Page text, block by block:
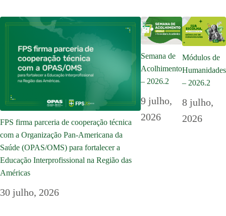
FPS firma parceria de cooperação técnica
com a Organização Pan-Americana da
Saúde (OPAS/OMS) para fortalecer a
Educação Interprofissional na Região das
Américas
30 julho, 2026
Semana de
Acolhimento
– 2026.2
9 julho,
2026
Módulos de
Humanidades
– 2026.2
8 julho,
2026